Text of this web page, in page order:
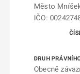
Město
IČO:
Obecně